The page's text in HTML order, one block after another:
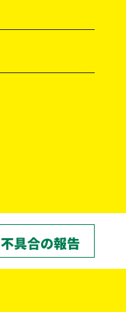
不具合の報告